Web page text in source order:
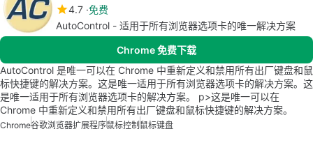
4.7 免费
AutoControl - 适用于所有浏览器选项卡的唯一解决方案
Chrome 免费下载
AutoControl 是唯一可以在 Chrome 中重新定义和禁用所有出厂键盘和鼠
标快捷键的解决方案。这是唯一适用于所有浏览器选项卡的解决方案。这
是唯一适用于所有浏览器选项卡的解决方案。 p>这是唯一可以在
Chrome 中重新定义和禁用所有出厂键盘和鼠标快捷键的解决方案。
Chrome谷歌浏览器扩展程序鼠标控制 鼠标键盘